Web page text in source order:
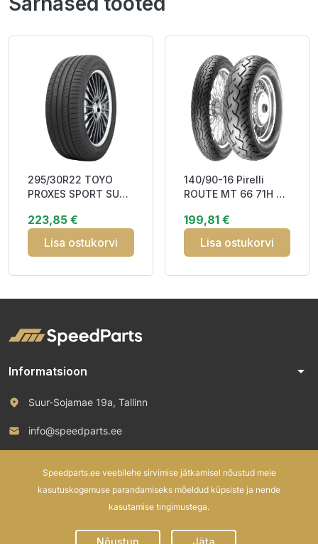
295/30R22 TOYO
PROXES SPORT SUV
DAB73
223,85 €
Lisa ostukorvi
140/90-16 Pirelli
ROUTE MT 66 71H TL
199,81 €
Lisa ostukorvi
Informatsioon arrow_drop_down
Suur-Sojamae 19a, Tallinn
info@speedparts.ee
Speedparts.ee veebilehe sirvimise jätkamisel nõustud meie
kasutuskogemuse parandamiseks mõeldud küpsiste ja nende
kasutamise tingimustega.
Nõustun Jäta